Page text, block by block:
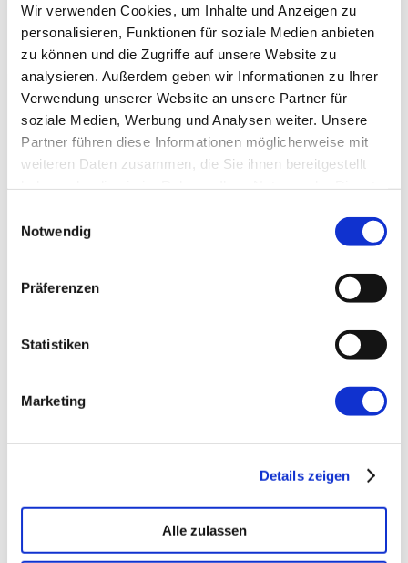
Wir verwenden Cookies, um Inhalte und Anzeigen zu
personalisieren, Funktionen für soziale Medien anbieten
zu können und die Zugriffe auf unsere Website zu
analysieren. Außerdem geben wir Informationen zu Ihrer
Verwendung unserer Website an unsere Partner für
soziale Medien, Werbung und Analysen weiter. Unsere
Partner führen diese Informationen möglicherweise mit
weiteren Daten zusammen, die Sie ihnen bereitgestellt
Notwendig
Präferenzen
Statistiken
Marketing
Details zeigen
Alle zulassen
mAIstack→ FOUNDATION
KI-Fundament für Unternehmen. On-prem.
Einsatzbereit in Wochen, nicht Quartalen.
Citizen Developer bauen Apps, IT hält die Kontrolle.
Enterprise VoiceAI
gängigen Telefonanlagen.